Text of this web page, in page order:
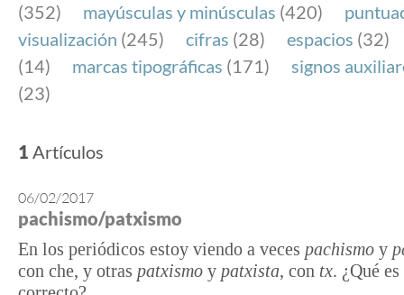
(352)
mayúsculas y minúsculas (420)
visualización (245) cifras (28) espacios (32)
(14)
marcas tipográficas (171)
signos
(23)
1 Artículos
06/02/2017
pachismo/patxismo
En los periódicos estoy viendo a veces pachismo y
con che, y otras patxismo y patxista, con tx. ¿Qué